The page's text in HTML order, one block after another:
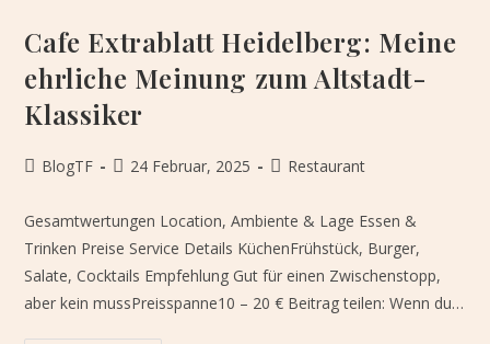
Cafe Extrablatt Heidelberg: Meine
ehrliche Meinung zum Altstadt-
Klassiker
Beitrags-
BlogTF
Beitrag
24 Februar, 2025
Beitrags-
Restaurant
Gesamtwertungen Location, Ambiente & Lage Essen &
Trinken Preise Service Details KüchenFrühstück, Burger,
Salate, Cocktails Empfehlung Gut für einen Zwischenstopp,
aber kein mussPreisspanne10 – 20 € Beitrag teilen: Wenn du…